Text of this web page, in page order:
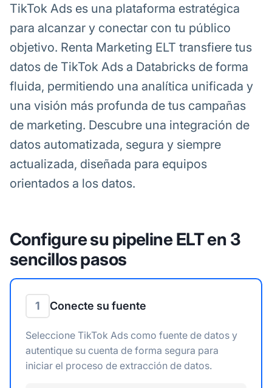
TikTok Ads es una plataforma estratégica
para alcanzar y conectar con tu público
objetivo. Renta Marketing ELT transfiere tus
datos de TikTok Ads a Databricks de forma
fluida, permitiendo una analítica unificada y
una visión más profunda de tus campañas
de marketing. Descubre una integración de
datos automatizada, segura y siempre
actualizada, diseñada para equipos
orientados a los datos.
Configure su pipeline ELT en 3
sencillos pasos
1 Conecte su fuente
Seleccione TikTok Ads como fuente de datos y
autentique su cuenta de forma segura para
iniciar el proceso de extracción de datos.